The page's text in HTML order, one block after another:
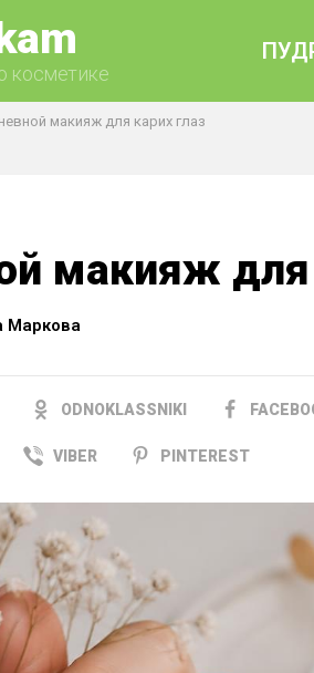
косметике
макияж для карих глаз
макияж для
Маркова
ODNOKLASSNIKI
VIBER PINTEREST